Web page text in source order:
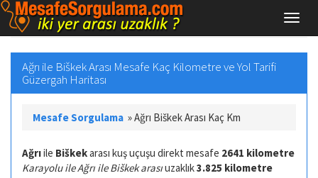
Ağrı ile Biškek Arası Mesafe Kaç Kilometre ve Yol Tarifi
Güzergah Haritası
Mesafe Sorgulama »Ağrı Biškek Arası Kaç Km
Ağrıile Biškekarası kuş uçuşu direkt mesafe 2641 kilometre
Karayolu ile Ağrı ile Biškek arasıuzaklık3.825 kilometre